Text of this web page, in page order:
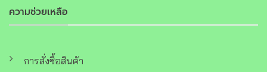
ความช่วยเหลือ
การสั่งซื้อสินค้า